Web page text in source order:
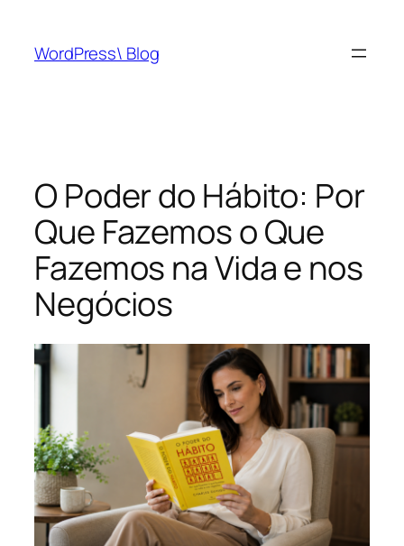
WordPress\ Blog
O Poder do Hábito: Por
Que Fazemos o Que
Fazemos na Vida e nos
Negócios